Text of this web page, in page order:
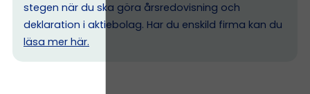
stegen när du ska göra årsredovisning och
deklaration i aktiebolag. Har du enskild firma kan du
läsa mer här.